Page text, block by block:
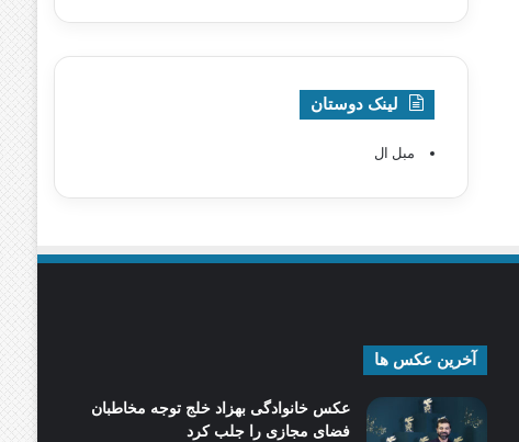
لینک دوستان
مبل ال
آخرین عکس ها
عکس خانوادگی بهزاد خلج توجه مخاطبان
فضای مجازی را جلب کرد